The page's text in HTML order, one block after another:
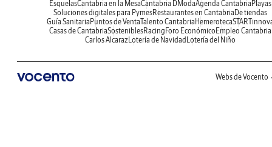
EsquelasCantabria en la MesaCantabria DModaAgenda Cantabria Playas
Soluciones digitales para PymesRestaurantes en Cantabria De tiendas
Guía Sanitaria Puntos de VentaTalento Cantabria Hemeroteca
Casas de CantabriaSosteniblesRacing Foro Económico Empleo Cantabria
Carlos AlcarazLotería de Navidad Lotería del Niño
Webs de Vocento